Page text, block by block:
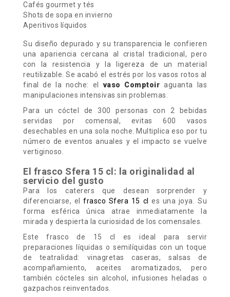
Cafés gourmet y tés
Shots de sopa en invierno
Aperitivos líquidos
Su diseño depurado y su transparencia le confieren
una apariencia cercana al cristal tradicional, pero
con la resistencia y la ligereza de un material
reutilizable. Se acabó el estrés por los vasos rotos al
final de la noche: el vaso Comptoir aguanta las
manipulaciones intensivas sin problemas.
Para un cóctel de 300 personas con 2 bebidas
servidas por comensal, evitas 600 vasos
desechables en una sola noche. Multiplica eso por tu
número de eventos anuales y el impacto se vuelve
vertiginoso.
El frasco Sfera 15 cl: la originalidad al
servicio del gusto
Para los caterers que desean sorprender y
diferenciarse, elfrasco Sfera 15 cl es una joya. Su
forma esférica única atrae inmediatamente la
mirada y despierta la curiosidad de los comensales.
Este frasco de 15 cl es ideal para servir
preparaciones líquidas o semilíquidas con un toque
de teatralidad: vinagretas caseras, salsas de
acompañamiento, aceites aromatizados, pero
también cócteles sin alcohol, infusiones heladas o
gazpachos reinventados.